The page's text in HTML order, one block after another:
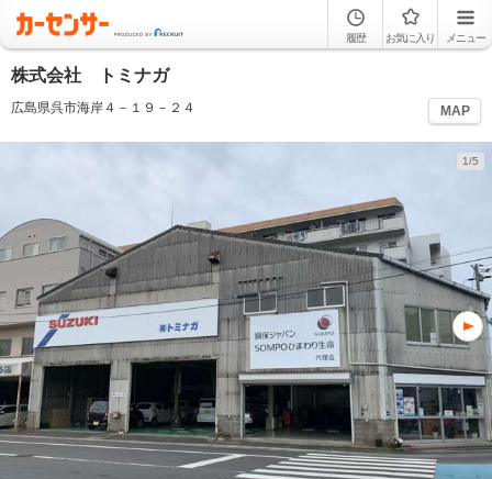
履歴 お気に入り メニュー
株式会社 トミナガ
広島県呉市海岸４－１９－２４ MAP
1/5